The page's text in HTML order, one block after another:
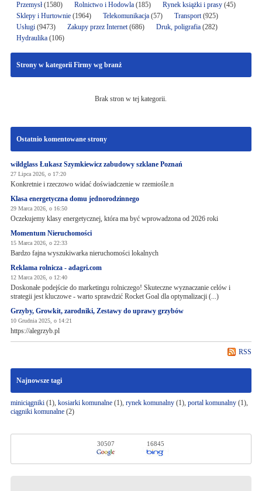
Przemysł(1580) Rolnictwo i Hodowla(185) Rynek książki i prasy(45)
Sklepy i Hurtownie(1964) Telekomunikacja(57) Transport(925)
Usługi(9473) Zakupy przez Internet(686) Druk, poligrafia(282)
Hydraulika(106)
Strony w kategorii Firmy wg branż
Brak stron w tej kategorii.
Ostatnio komentowane strony
wildglass Łukasz Szymkiewicz zabudowy szklane Poznań
27 Lipca 2026, o 17:20
Konkretnie i rzeczowo widać doświadczenie w rzemiośle.n
Klasa energetyczna domu jednorodzinnego
29 Marca 2026, o 16:50
Oczekujemy klasy energetycznej, która ma być wprowadzona od 2026 roki
Momentum Nieruchomości
15 Marca 2026, o 22:33
Bardzo fajna wyszukiwarka nieruchomości lokalnych
Reklama rolnicza - adagri.com
12 Marca 2026, o 12:40
Doskonałe podejście do marketingu rolniczego! Skuteczne wyznaczanie celów i
strategii jest kluczowe - warto sprawdzić Rocket Goal dla optymalizacji (...)
Grzyby, Growkit, zarodniki, Zestawy do uprawy grzybów
10 Grudnia 2025, o 14:21
https://alegrzyb.pl
RSS
Najnowsze tagi
miniciągniki(1), kosiarki komunalne(1), rynek komunalny(1), portal komunalny(1),
ciągniki komunalne(2)
30507 16845